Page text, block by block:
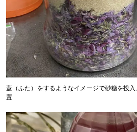
蓋（ふた）をするようなイメージで砂糖を投
置